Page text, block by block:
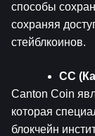
способы
сохраняя
стейблкоинов.
CC
Canton Coin
которая
блокчейн